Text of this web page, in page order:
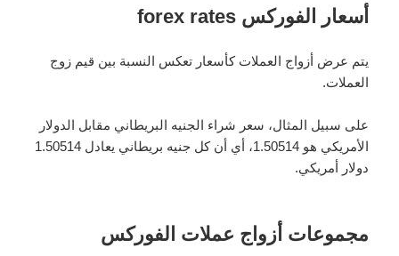
أسعار الفوركس forex rates
يتم عرض أزواج العملات كأسعار تعكس النسبة بين قيم زوج
العملات.
على سبيل المثال، سعر شراء الجنيه البريطاني مقابل الدولار
الأمريكي هو 1.50514، أي أن كل جنيه بريطاني يعادل 1.50514
دولار أمريكي.
مجموعات أزواج عملات الفوركس